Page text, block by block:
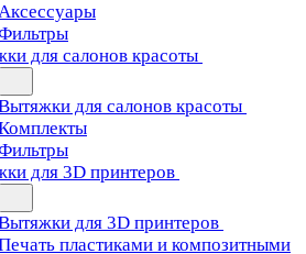
Аксессуары
для салонов красоты
для салонов красоты
для 3D принтеров
для 3D принтеров
пластиками и композитными